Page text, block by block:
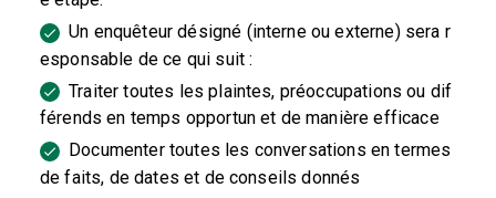
Un enquêteur désigné (interne ou externe) sera r
esponsable de ce qui suit :
Traiter toutes les plaintes, préoccupations ou dif
férends en temps opportun et de manière efficace
Documenter toutes les conversations en termes
de faits, de dates et de conseils donnés